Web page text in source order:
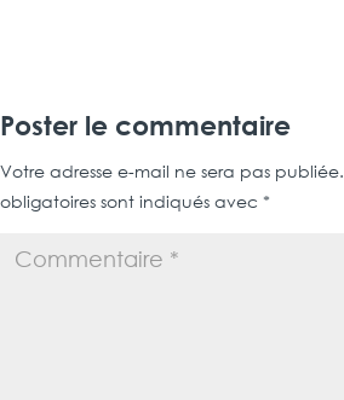
Poster le commentaire
Votre adresse e-mail ne sera pas publiée.
obligatoires sont indiqués avec *